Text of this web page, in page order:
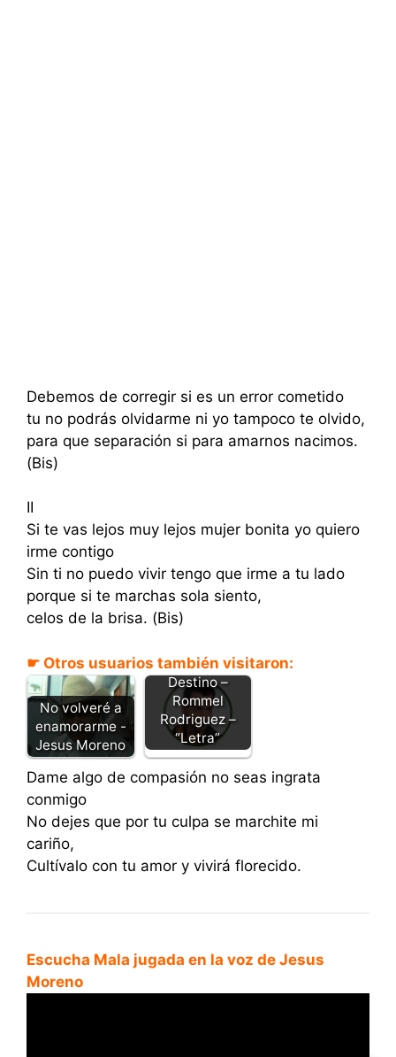
Debemos de corregir si es un error cometido
tu no podrás olvidarme ni yo tampoco te olvido,
para que separación si para amarnos nacimos.
(Bis)
II
Si te vas lejos muy lejos mujer bonita yo quiero
irme contigo
Sin ti no puedo vivir tengo que irme a tu lado
porque si te marchas sola siento,
celos de la brisa. (Bis)
☛ Otros usuarios también visitaron:
No volveré a
enamorarme -
Jesus Moreno
Destino –
Rommel
Rodriguez –
“Letra”
Dame algo de compasión no seas ingrata
conmigo
No dejes que por tu culpa se marchite mi
cariño,
Cultívalo con tu amor y vivirá florecido.
Escucha Mala jugada en la voz de Jesus
Moreno